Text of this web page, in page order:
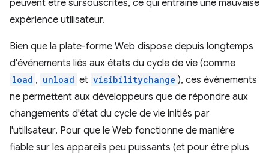
peuvent être sursouscrites, ce qui entraîne une mauvaise
expérience utilisateur.
Bien que la plate-forme Web dispose depuis longtemps
d'événements liés aux états du cycle de vie (comme
load , unload et visibilitychange ), ces événements
ne permettent aux développeurs que de répondre aux
changements d'état du cycle de vie initiés par
l'utilisateur. Pour que le Web fonctionne de manière
fiable sur les appareils peu puissants (et pour être plus